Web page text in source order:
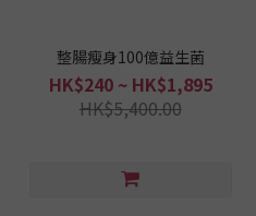
整腸瘦身100億益生菌
HK$240 ~ HK$1,895
HK$5,400.00